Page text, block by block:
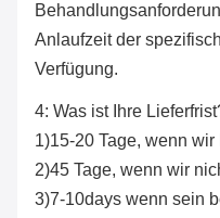
Anlaufzeit der
Verfügung.
4: Was ist Ihre
1)15-20 Tage, wenn
2)45 Tage, wenn wir
3)7-10days wenn sein